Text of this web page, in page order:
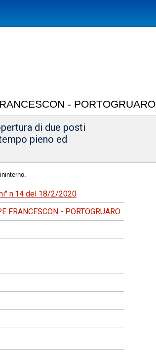
- PORTOGRUARO
di due posti
pieno ed
n.14 del 18/2/2020
FRANCESCON - PORTOGRUARO